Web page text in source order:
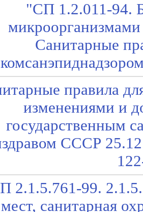
"СП 1.2.011-94.
Санитарные
правила
изменениями и
государственным
СССР
2.1.5.761-99.
мест, санитарная